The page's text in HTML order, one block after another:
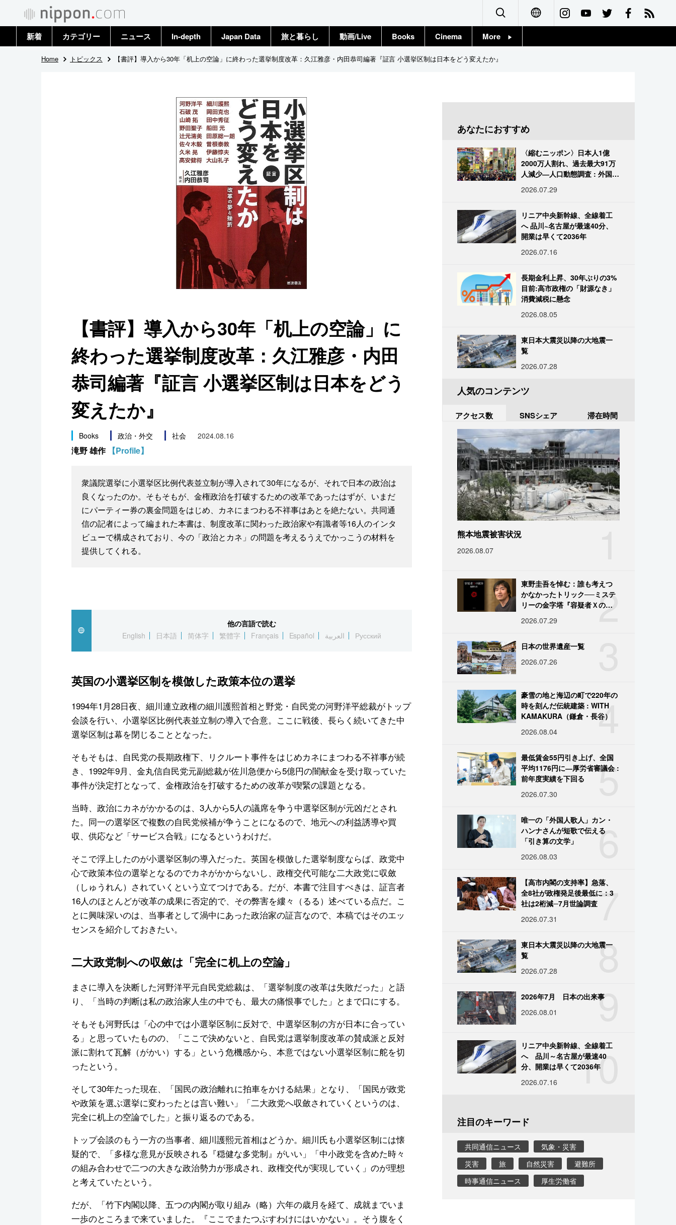
العربية
Русский
新着 カテゴリー
政治・外交
ニュース
トップ
In-depth Japan Data 旅と暮らし 動画/Live Books Cinema More
Topics
東京
お知らせ
Home トピックス 【書評】導入から30年「机上の空論」に終わった選挙制度改革：久江雅彦・内田恭司編著『証言 小選挙区制は日本をどう変えたか』
【書評】導入から30年「机上の空論」に
終わった選挙制度改革：久江雅彦・内田
恭司編著『証言 小選挙区制は日本をどう
変えたか』
Books 政治・外交 社会 2024.08.16
滝野 雄作 【Profile】
衆議院選挙に小選挙区比例代表並立制が導入されて30年になるが、それで日本の政治は
良くなったのか。そもそもが、金権政治を打破するための改革であったはずが、いまだ
にパーティー券の裏金問題をはじめ、カネにまつわる不祥事はあとを絶たない。共同通
信の記者によって編まれた本書は、制度改革に関わった政治家や有識者等16人のインタ
ビューで構成されており、今の「政治とカネ」の問題を考えるうえでかっこうの材料を
提供してくれる。
他の言語で読む
English
日本語 简体字 繁體字 Français Español العربية Русский
英国の小選挙区制を模倣した政策本位の選挙
1994年1月28日夜、細川連立政権の細川護熙首相と野党・自民党の河野洋平総裁がトップ
会談を行い、小選挙区比例代表並立制の導入で合意。ここに戦後、長らく続いてきた中
選挙区制は幕を閉じることとなった。
そもそもは、自民党の長期政権下、リクルート事件をはじめカネにまつわる不祥事が続
き、1992年9月、金丸信自民党元副総裁が佐川急便から5億円の闇献金を受け取っていた
事件が決定打となって、金権政治を打破するための改革が喫緊の課題となる。
当時、政治にカネがかかるのは、3人から5人の議席を争う中選挙区制が元凶だとされ
た。同一の選挙区で複数の自民党候補が争うことになるので、地元への利益誘導や買
収、供応など「サービス合戦」になるというわけだ。
そこで浮上したのが小選挙区制の導入だった。英国を模倣した選挙制度ならば、政党中
心で政策本位の選挙となるのでカネがかからないし、政権交代可能な二大政党に収斂
（しゅうれん）されていくという立てつけである。だが、本書で注目すべきは、証言者
16人のほとんどが改革の成果に否定的で、その弊害を縷々（るる）述べている点だ。こ
とに興味深いのは、当事者として渦中にあった政治家の証言なので、本稿ではそのエッ
センスを紹介しておきたい。
二大政党制への収斂は「完全に机上の空論」
まさに導入を決断した河野洋平元自民党総裁は、「選挙制度の改革は失敗だった」と語
り、「当時の判断は私の政治家人生の中でも、最大の痛恨事でした」とまで口にする。
そもそも河野氏は「心の中では小選挙区制に反対で、中選挙区制の方が日本に合ってい
る」と思っていたものの、「ここで決めないと、自民党は選挙制度改革の賛成派と反対
派に割れて瓦解（がかい）する」という危機感から、本意ではない小選挙区制に舵を切
ったという。
そして30年たった現在、「国民の政治離れに拍車をかける結果」となり、「国民が政党
や政策を選ぶ選挙に変わったとは言い難い」「二大政党へ収斂されていくというのは、
完全に机上の空論でした」と振り返るのである。
トップ会談のもう一方の当事者、細川護熙元首相はどうか。細川氏も小選挙区制には懐
疑的で、「多様な意見が反映される『穏健な多党制』がいい」「中小政党を含めた時々
の組み合わせで二つの大きな政治勢力が形成され、政権交代が実現していく」のが理想
と考えていたという。
だが、「竹下内閣以降、五つの内閣が取り組み（略）六年の歳月を経て、成就までいま
一歩のところまで来ていました。『ここでまたつぶすわけにはいかない』。そう腹をく
あなたにおすすめ
〈縮むニッポン〉日本人1億
2000万人割れ、過去最大91万
人減少―人口動態調査 : 外国人
2026.07.29
リニア中央新幹線、全線着工
へ 品川~名古屋が最速40分、
開業は早くて2036年
2026.07.16
長期金利上昇、30年ぶりの3%
目前:高市政権の「財源なき」
消費減税に懸念
2026.08.05
東日本大震災以降の大地震一
覧
2026.07.28
人気のコンテンツ
アクセス数 SNSシェア 滞在時間
熊本地震被害状況
2026.08.07
2
東野圭吾を悼む：誰も考えつ
かなかったトリック──ミステ
リーの金字塔『容疑者Ｘの献
2026.07.29
日本の世界遺産一覧
2026.07.26
4
豪雪の地と海辺の町で220年の
時を刻んだ伝統建築 : WITH
KAMAKURA（鎌倉・長谷）
2026.08.04
5
最低賃金55円引き上げ、全国
平均1176円に―厚労省審議会 :
前年度実績を下回る
2026.07.30
6
唯一の「外国人歌人」カン・
ハンナさんが短歌で伝える
「引き算の文学」
2026.08.03
7
【高市内閣の支持率】急落、
全8社が政権発足後最低に：3
社は2桁減─7月世論調査
2026.07.31
8
東日本大震災以降の大地震一
覧
2026.07.28
9
2026年7月 日本の出来事
2026.08.01
10
リニア中央新幹線、全線着工
へ 品川～名古屋が最速40
分、開業は早くて2036年
2026.07.16
注目のキーワード
共同通信ニュース
気象・災害
災害
旅 自然災害
避難所
時事通信ニュース
厚生労働省